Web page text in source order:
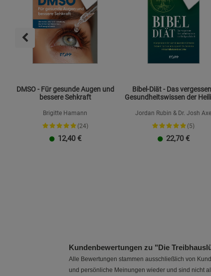
DMSO - Für gesunde Augen und
bessere Sehkraft
Brigitte Hamann
(24)
12,40 €
Bibel-Diät - Das
Gesundheitswissen der
Jordan Rubin & Dr. Josh Axe
(5)
22,70 €
Kundenbewertungen zu "Die
Alle Bewertungen stammen ausschließlich von
und persönliche Meinungen wieder und sind nicht